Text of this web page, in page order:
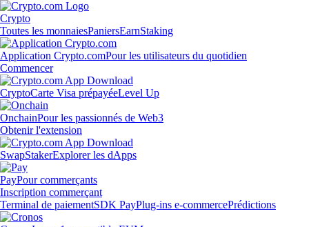
Crypto
Toutes les monnaiesPaniersEarnStaking
Application Crypto.comPour les utilisateurs du quotidien
Commencer
CryptoCarte Visa prépayéeLevel Up
OnchainPour les passionnés de Web3
Obtenir l'extension
SwapStakerExplorer les dApps
PayPour commerçants
Inscription commerçant
Terminal de paiementSDK PayPlug-ins e-commercePrédictions